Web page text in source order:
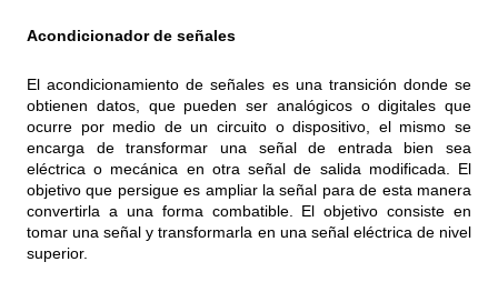
Acondicionador de señales
El acondicionamiento de señales es una transición donde se
obtienen datos, que pueden ser analógicos o digitales que
ocurre por medio de un circuito o dispositivo, el mismo se
encarga de transformar una señal de entrada bien sea
eléctrica o mecánica en otra señal de salida modificada. El
objetivo que persigue es ampliar la señal para de esta manera
convertirla a una forma combatible. El objetivo consiste en
tomar una señal y transformarla en una señal eléctrica de nivel
superior.